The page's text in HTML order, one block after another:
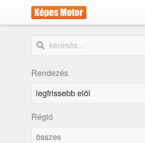
Rendezés
Régió
összes